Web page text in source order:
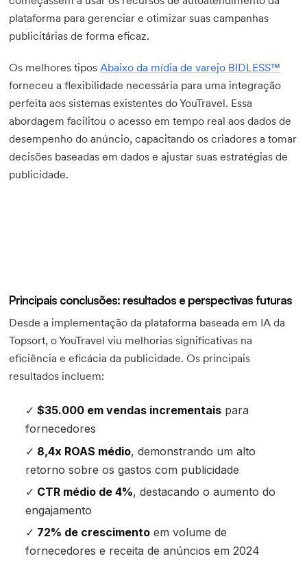
plataforma para gerenciar e otimizar suas campanhas
publicitárias de forma eficaz.
Os melhores tiposAbaixo da mídia de varejo BIDLESS™
forneceu a flexibilidade necessária para uma integração
perfeita aos sistemas existentes do YouTravel. Essa
abordagem facilitou o acesso em tempo real aos dados de
desempenho do anúncio, capacitando os criadores a tomar
decisões baseadas em dados e ajustar suas estratégias de
publicidade.
Principais conclusões: resultados e perspectivas futuras
Desde a implementação da plataforma baseada em IA da
Topsort, o YouTravel viu melhorias significativas na
eficiência e eficácia da publicidade. Os principais
resultados incluem:
$35.000 em vendas incrementais para
fornecedores
8,4x ROAS médio, demonstrando um alto
retorno sobre os gastos com publicidade
CTR médio de 4%, destacando o aumento do
engajamento
72% de crescimento em volume de
fornecedores e receita de anúncios em 2024